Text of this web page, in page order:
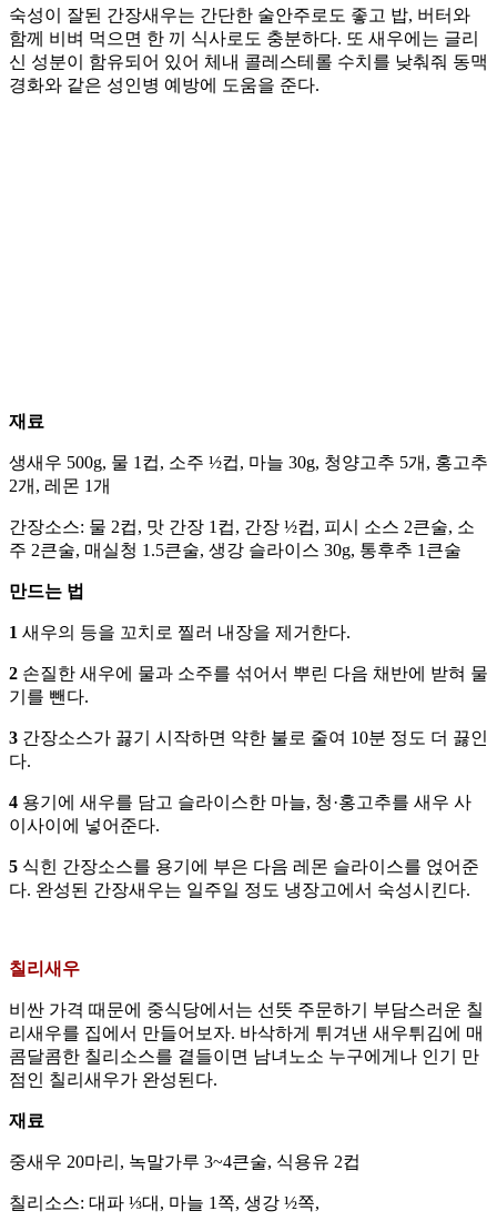
숙성이 잘된 간장새우는 간단한 술안주로도 좋고 밥, 버터와
함께 비벼 먹으면 한 끼 식사로도 충분하다. 또 새우에는 글리
신 성분이 함유되어 있어 체내 콜레스테롤 수치를 낮춰줘 동맥
경화와 같은 성인병 예방에 도움을 준다.
재료
생새우 500g, 물 1컵, 소주 ½컵, 마늘 30g, 청양고추 5개, 홍고추
2개, 레몬 1개
간장소스: 물 2컵, 맛 간장 1컵, 간장 ½컵, 피시 소스 2큰술, 소
주 2큰술, 매실청 1.5큰술, 생강 슬라이스 30g, 통후추 1큰술
만드는 법
1 새우의 등을 꼬치로 찔러 내장을 제거한다.
2 손질한 새우에 물과 소주를 섞어서 뿌린 다음 채반에 받혀 물
기를 뺀다.
3 간장소스가 끓기 시작하면 약한 불로 줄여 10분 정도 더 끓인
다.
4 용기에 새우를 담고 슬라이스한 마늘, 청·홍고추를 새우 사
이사이에 넣어준다.
5 식힌 간장소스를 용기에 부은 다음 레몬 슬라이스를 얹어준
다. 완성된 간장새우는 일주일 정도 냉장고에서 숙성시킨다.
칠리새우
비싼 가격 때문에 중식당에서는 선뜻 주문하기 부담스러운 칠
리새우를 집에서 만들어보자. 바삭하게 튀겨낸 새우튀김에 매
콤달콤한 칠리소스를 곁들이면 남녀노소 누구에게나 인기 만
점인 칠리새우가 완성된다.
재료
중새우 20마리, 녹말가루 3~4큰술, 식용유 2컵
칠리소스: 대파 ⅓대, 마늘 1쪽, 생강 ½쪽,